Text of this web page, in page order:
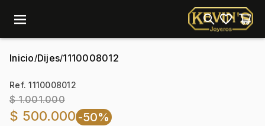
menu
Inicio/Dijes/1110008012
Ref. 1110008012
$ 1.001.000
$ 500.000-50%